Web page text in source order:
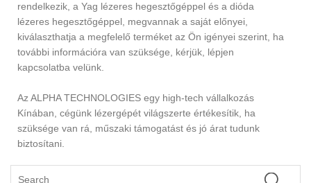
rendelkezik, a Yag lézeres hegesztőgéppel és a dióda
lézeres hegesztőgéppel, megvannak a saját előnyei,
kiválaszthatja a megfelelő terméket az Ön igényei szerint, ha
további információra van szüksége, kérjük, lépjen
kapcsolatba velünk.
Az ALPHA TECHNOLOGIES egy high-tech vállalkozás
Kínában, cégünk lézergépét világszerte értékesítik, ha
szüksége van rá, műszaki támogatást és jó árat tudunk
biztosítani.